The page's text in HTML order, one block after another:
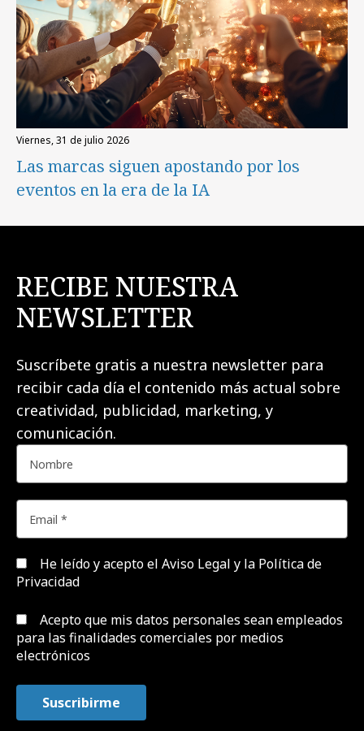
viernes, 31 de julio 2026
Las marcas siguen apostando por los
eventos en la era de la IA
RECIBE NUESTRA
NEWSLETTER
Suscríbete gratis a nuestra newsletter para
recibir cada día el contenido más actual sobre
creatividad, publicidad, marketing, y
comunicación.
He leído y acepto el Aviso Legal y la Política de
Privacidad
Acepto que mis datos personales sean empleados
para las finalidades comerciales por medios
electrónicos